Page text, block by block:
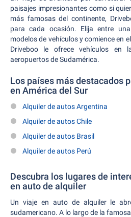
paisajes impresionantes como si
más famosas del continente,
para cada ocasión. Elija entre
modelos de vehículos y comience en
Driveboo le ofrece vehículos en
aeropuertos de Sudamérica.
Los países más destacados
en América del Sur
Alquiler de autos Argentina
Alquiler de autos Chile
Alquiler de autos Brasil
Alquiler de autos Perú
Descubra los lugares de
en auto de alquiler
Un viaje en auto de alquiler le
sudamericano. A lo largo de la